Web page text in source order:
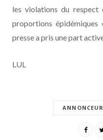
les violations du
proportions épidémiques
presse a pris une part
LUL
ANNONCEUR